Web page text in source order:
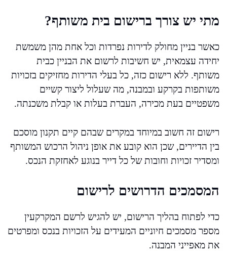
מתי יש צורך ברישום בית משותף?
כאשר בניין מחולק לדירות נפרדות וכל אחת מהן משמשת
יחידה עצמאית, יש חשיבות לרשום את הבניין כבית
משותף. ללא רישום כזה, כל בעלי הדירות מחזיקים בזכויות
משותפות בקרקע ובמבנה, מה שעלול ליצור קשיים
משפטיים בעת מכירה, העברת בעלות או קבלת משכנתה.
רישום זה חשוב במיוחד במקרים שבהם קיים תקנון מוסכם
בין הדיירים, שכן הוא קובע את אופן ניהול הרכוש המשותף
ומסדיר זכויות וחובות של כל דייר בנוגע לאחזקת הנכס.
המסמכים הדרושים לרישום
כדי לפתוח בהליך הרישום, יש להגיש לרשם המקרקעין
מספר מסמכים חיוניים המעידים על הזכויות בנכס ומפרטים
את מאפייני המבנה.